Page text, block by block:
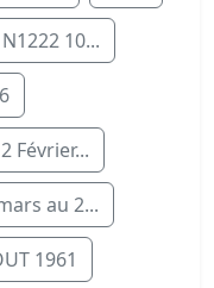
10...
Février...
au 2...
1961